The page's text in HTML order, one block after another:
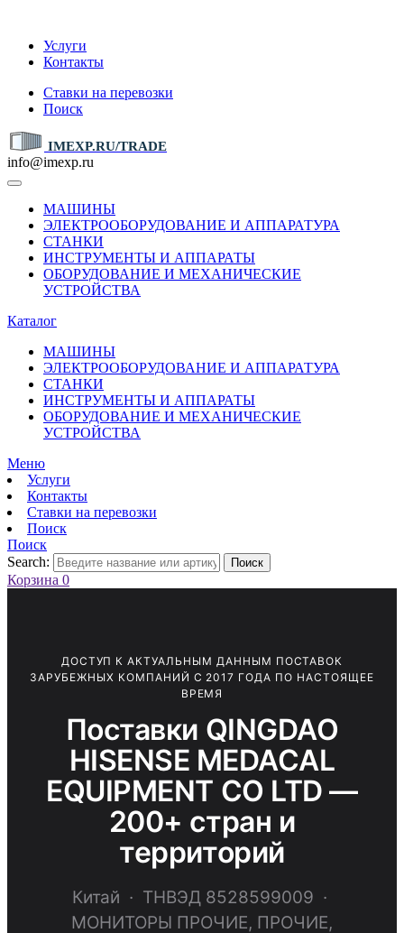
Услуги
Контакты
Ставки на перевозки
Поиск
IMEXP.RU/TRADE
info@imexp.ru
МАШИНЫ
ЭЛЕКТРООБОРУДОВАНИЕ И АППАРАТУРА
СТАНКИ
ИНСТРУМЕНТЫ И АППАРАТЫ
ОБОРУДОВАНИЕ И МЕХАНИЧЕСКИЕ
УСТРОЙСТВА
Каталог
МАШИНЫ
ЭЛЕКТРООБОРУДОВАНИЕ И АППАРАТУРА
СТАНКИ
ИНСТРУМЕНТЫ И АППАРАТЫ
ОБОРУДОВАНИЕ И МЕХАНИЧЕСКИЕ
УСТРОЙСТВА
Меню
Услуги
Контакты
Ставки на перевозки
Поиск
Поиск
Search:
Поиск
Корзина 0
ДОСТУП К АКТУАЛЬНЫМ ДАННЫМ ПОСТАВОК
ЗАРУБЕЖНЫХ КОМПАНИЙ С 2017 ГОДА ПО НАСТОЯЩЕЕ
ВРЕМЯ
Поставки QINGDAO
HISENSE MEDACAL
EQUIPMENT CO LTD —
200+ стран и
территорий
Китай · ТНВЭД 8528599009 ·
МОНИТОРЫ ПРОЧИЕ, ПРОЧИЕ,